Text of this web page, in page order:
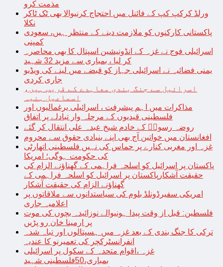
مذمت کرو
ورلڈ کرکپ کپ کے فائنل میں احتجاج کرنیوالا بھی ٹک ٹاکر
نکلا
پاکستانی کارکنوں کو ملازمت دینے کے منتظر ہیں، سعودی
کمپنی
اسرائیلی فوج نے غزہ کے انڈونیشین اسپتال کا بھی محاصرہ
کر لیا ، بمباری سے مزید 32 شہید
یمنی فضائیہ نے اسرائیلی جہاز کو قبضے میں لینے کی ویڈیو
جاری کردی
اسرائیل سے جنگ بندی معاہدے کے قریب ہیں،
اسماعیل ہنیہ
مذاکرات میں اہم پیشرفت ، اسرائیلی یرغمالیوں اور
فلسطینی قیدیوں کے مرحلہ وار تبادلے پر اتفاق
روضہ رسولؐ کے خادم شیخ عبدہ علی انتقال کر گئے
افغانستان میں خواتین آج بھی اپنے بنیادی حقوق سے محروم
غزہ اور مغربی کنارے پر حماس کی نہیں فلسطینی اتھارٹی
کی حکومت ہوگی؛ امریکا
پاکستان پر اسرائیل کو اسلحہ فراہمی کے گھناؤنے الزام کی
حقیقت آشکارپاکستان پر اسرائیل کو اسلحہ فراہمی کے
گھناؤنے الزام کی حقیقت آشکار
امریکی سفیرڈونلڈ بلوم کی سیاستدانوں سے ملاقاتوں پر
اعلامیہ جاری
فلسطین: قبل از وقت پیدا ہونیوالے نوزائیدہ بچوں کی موت
پر ارمینا خان رو پڑیں
ترکی کا جنگ بندی کے بعد غزہ میں ہسپتالوں اور تباہ شدہ
انفرانسٹرکچر کی تعمیرنو کا عندیہ
غزہ ،اقوام متحدہ کے سکول پر اسرائیلی
بمباری،50فلسطینی شہید